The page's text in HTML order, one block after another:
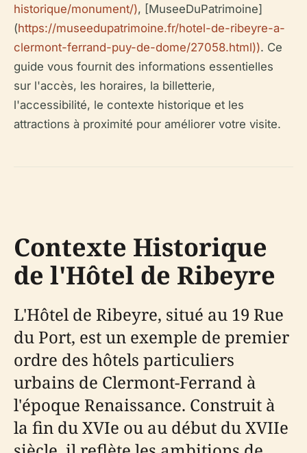
historique/monument/), [MuseeDuPatrimoine]
(https://museedupatrimoine.fr/hotel-de-ribeyre-a-
clermont-ferrand-puy-de-dome/27058.html)). Ce
guide vous fournit des informations essentielles
sur l'accès, les horaires, la billetterie,
l'accessibilité, le contexte historique et les
attractions à proximité pour améliorer votre visite.
Contexte Historique
de l'Hôtel de Ribeyre
L'Hôtel de Ribeyre, situé au 19 Rue
du Port, est un exemple de premier
ordre des hôtels particuliers
urbains de Clermont-Ferrand à
l'époque Renaissance. Construit à
la fin du XVIe ou au début du XVIIe